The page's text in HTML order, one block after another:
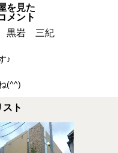
を見た
メント
黒岩 三紀
♪
(^^)
ト